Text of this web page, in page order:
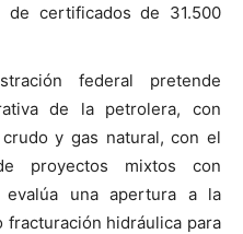
de certificados de 31.500
federal pretende
de la petrolera, con
y gas natural, con el
proyectos mixtos con
una apertura a la
hidráulica para